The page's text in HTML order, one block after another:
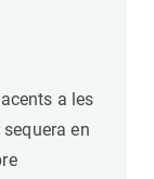
a les
en